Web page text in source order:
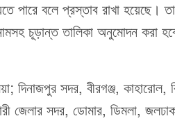
পারে বলে প্রস্তাব রাখা হয়েছে।
চূড়ান্ত তালিকা অনুমোদন করা
সদর, বীরগঞ্জ, কাহারোল,
জেলার সদর, ডোমার, ডিমলা,